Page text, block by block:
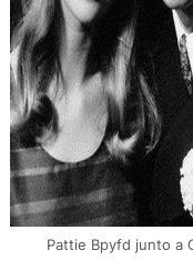
Pattie Bpyfd junto a